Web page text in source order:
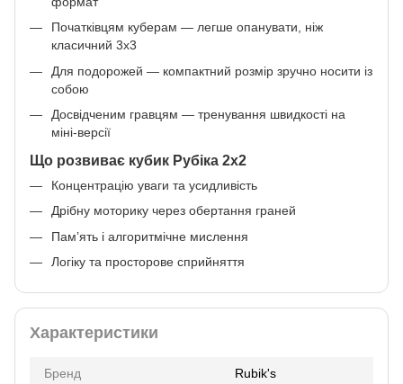
Початківцям куберам — легше опанувати, ніж
класичний 3х3
Для подорожей — компактний розмір зручно носити із
собою
Досвідченим гравцям — тренування швидкості на
міні-версії
Що розвиває кубик Рубіка 2х2
Концентрацію уваги та усидливість
Дрібну моторику через обертання граней
Пам’ять і алгоритмічне мислення
Логіку та просторове сприйняття
Характеристики
Бренд Rubik's